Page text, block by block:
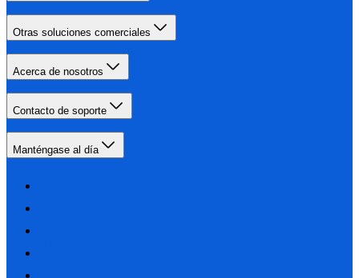
Otras soluciones comerciales
Acerca de nosotros
Contacto de soporte
Manténgase al día